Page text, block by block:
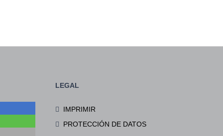
LEGAL
IMPRIMIR
PROTECCIÓN DE DATOS